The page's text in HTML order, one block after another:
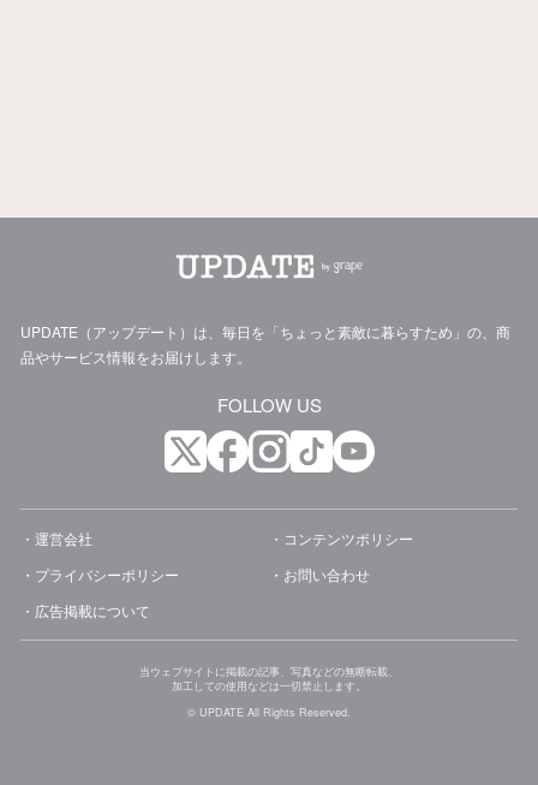
UPDATE（アップデート）は、毎日を「ちょっと素敵に暮らすため」の、商
品やサービス情報をお届けします。
FOLLOW US
運営会社
コンテンツポリシー
プライバシーポリシー
お問い合わせ
広告掲載について
当ウェブサイトに掲載の記事、写真などの無断転載、
加工しての使用などは一切禁止します。
© UPDATE All Rights Reserved.